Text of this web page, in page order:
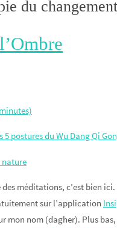
du
5 postures du Wu Dang Qi
nature
méditations, c’est bien ici.
sur l’application
mon nom (dagher). Plus